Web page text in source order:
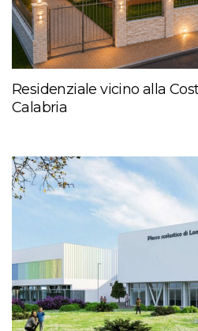
Residenziale vicino alla
Calabria